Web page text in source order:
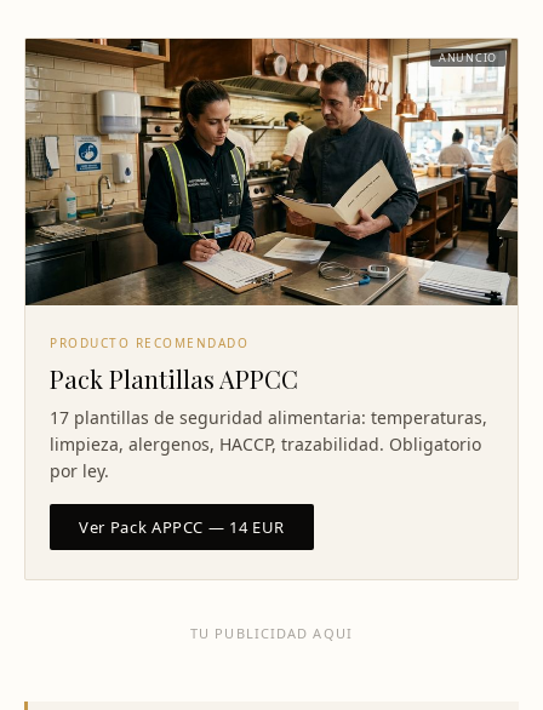
ANUNCIO
PRODUCTO RECOMENDADO
Pack Plantillas APPCC
17 plantillas de seguridad alimentaria: temperaturas,
limpieza, alergenos, HACCP, trazabilidad. Obligatorio
por ley.
Ver Pack APPCC — 14 EUR
TU PUBLICIDAD AQUI